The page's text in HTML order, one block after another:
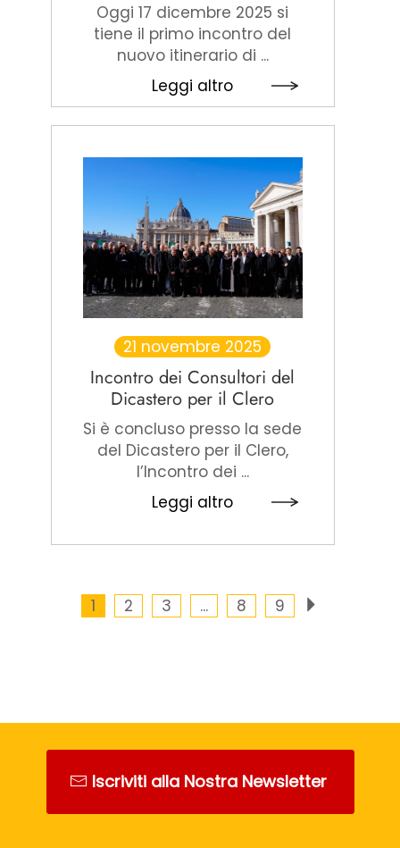
Oggi 17 dicembre 2025 si
tiene il primo incontro del
nuovo itinerario di ...
Leggi altro
21 novembre 2025
Incontro dei Consultori del
Dicastero per il Clero
Si è concluso presso la sede
del Dicastero per il Clero,
l’Incontro dei ...
Leggi altro
1 2 3 ... 8 9
Iscriviti alla Nostra Newsletter